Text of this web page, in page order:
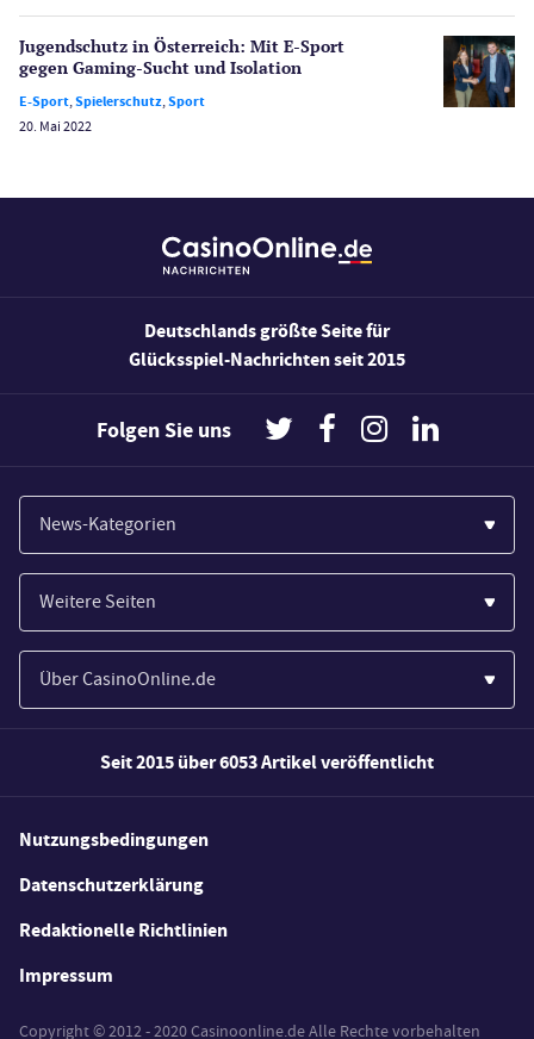
Wetten
Wirtschaft
Slot Freispiele
Jugendschutz in Österreich: Mit E-Sport
gegen Gaming-Sucht und Isolation
E-Sport,Spielerschutz,Sport
20. Mai 2022
Deutschlands größte Seite für
Glücksspiel-Nachrichten seit 2015
Folgen Sie uns
News-Kategorien
Casinos
Wirtschaft
Spiele
Weitere Seiten
Paypal Casinos
Novoline Casinos
Merkur Casinos
Casino Testberichte
Casino Bonus Angebote
Kostenlose Spiele
Über CasinoOnline.de
Wie wir bewerten
FAQs
Seit 2015 über 6053 Artikel veröffentlicht
Nutzungsbedingungen
Datenschutzerklärung
Redaktionelle Richtlinien
Impressum
Copyright © 2012 - 2020 Casinoonline.de Alle Rechte vorbehalten